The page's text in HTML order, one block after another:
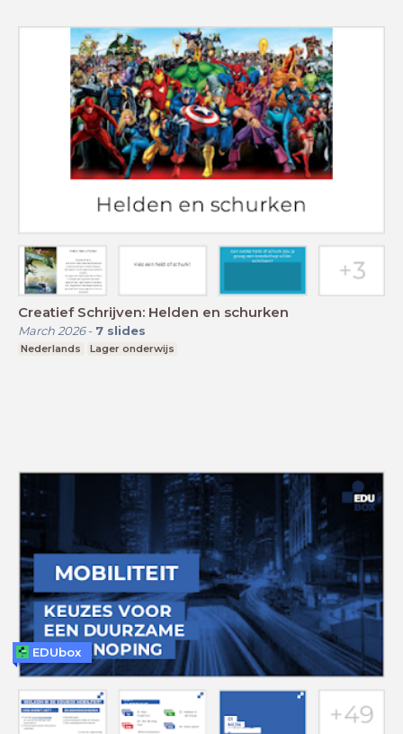
Creatief Schrijven: Helden en schurken
March 2026- 7 slides
Nederlands Lager onderwijs
EDUbox